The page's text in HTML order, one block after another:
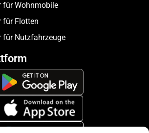
für Wohnmobile
für Flotten
für Nutzfahrzeuge